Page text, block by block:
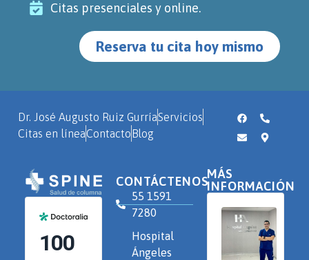
Citas presenciales y online.
Reserva tu cita hoy mismo
Dr. José Augusto Ruiz GurríaServicios
Citas en líneaContactoBlog
CONTÁCTENOS
55 1591
7280
Hospital
Ángeles
MÁS
INFORMACIÓN